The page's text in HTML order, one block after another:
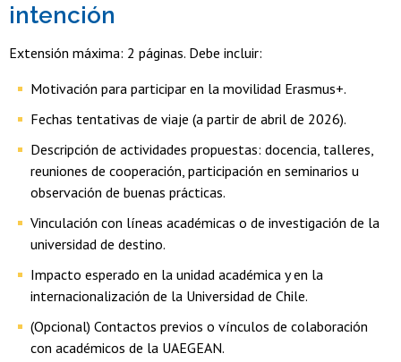
intención
Extensión máxima: 2 páginas. Debe incluir:
Motivación para participar en la movilidad Erasmus+.
Fechas tentativas de viaje (a partir de abril de 2026).
Descripción de actividades propuestas: docencia, talleres,
reuniones de cooperación, participación en seminarios u
observación de buenas prácticas.
Vinculación con líneas académicas o de investigación de la
universidad de destino.
Impacto esperado en la unidad académica y en la
internacionalización de la Universidad de Chile.
(Opcional) Contactos previos o vínculos de colaboración
con académicos de la UAEGEAN.